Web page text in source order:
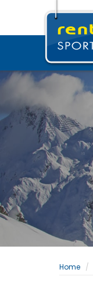
Home